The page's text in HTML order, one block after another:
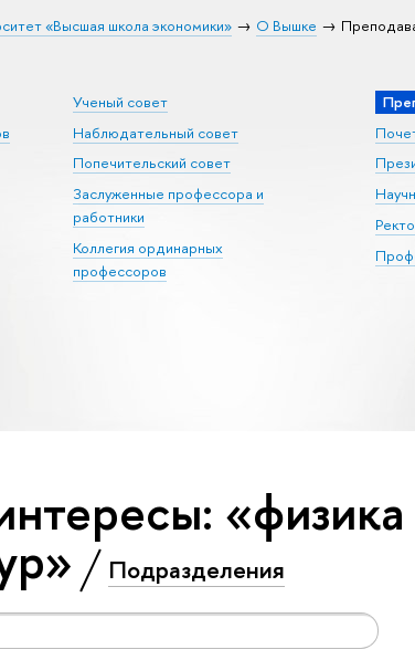
«Высшая школа экономики» О Вышке
Ученый совет
Наблюдательный совет
Попечительский совет
Заслуженные профессора и
работники
Коллегия ординарных
профессоров
«физика
Подразделения